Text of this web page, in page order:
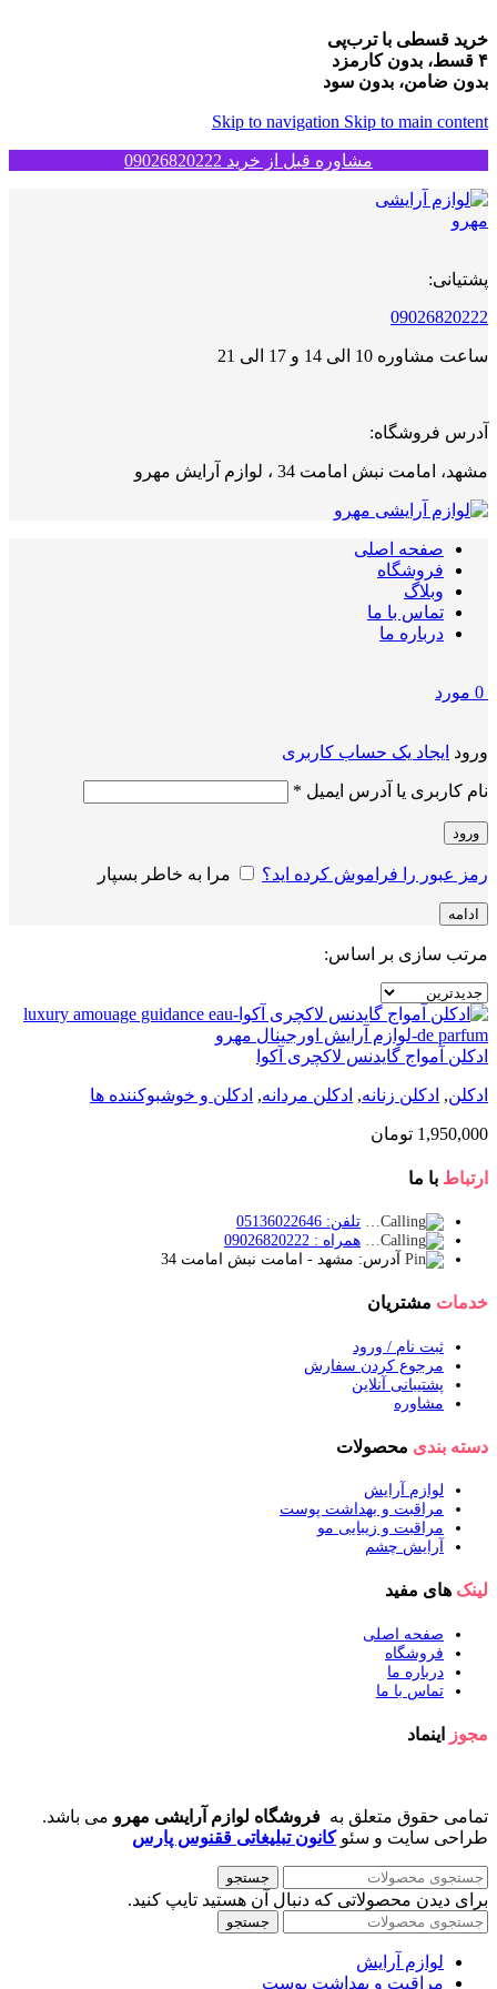
خرید قسطی با ترب‌پی
۴ قسط، بدون کارمزد
بدون ضامن، بدون سود
Skip to navigation Skip to main content
مشاوره قبل از خرید 09026820222
پشتیانی:
09026820222
ساعت مشاوره 10 الی 14 و 17 الی 21
آدرس فروشگاه:
مشهد، امامت نبش امامت 34 ، لوازم آرایش مهرو
صفحه اصلی
فروشگاه
وبلاگ
تماس با ما
درباره ما
0 مورد
ورود ایجاد یک حساب کاربری
نام کاربری یا آدرس ایمیل *
ورود
رمز عبور را فراموش کرده اید؟ مرا به خاطر بسپار
ادامه
مرتب سازی بر اساس:
ادکلن آمواج گایدنس لاکچری آکوا
ادکلن, ادکلن زنانه, ادکلن مردانه, ادکلن و خوشبوکننده ها
1,950,000 تومان
ارتباط با ما
تلفن: 05136022646
همراه : 09026820222
آدرس: مشهد - امامت نبش امامت 34
خدمات مشتریان
ثبت نام / ورود
مرجوع کردن سفارش
پشتیبانی آنلاین
مشاوره
دسته بندی محصولات
لوازم آرایش
مراقبت و بهداشت پوست
مراقبت و زیبایی مو
آرایش چشم
لینک های مفید
صفحه اصلی
فروشگاه
درباره ما
تماس با ما
مجوز اینماد
تمامی حقوق متعلق به فروشگاه لوازم آرایشی مهرو می باشد.
طراحی سایت و سئوکانون تبلیغاتی ققنوس پارس
جستجو
برای دیدن محصولاتی که دنبال آن هستید تایپ کنید.
جستجو
لوازم آرایش
مراقبت و بهداشت پوست